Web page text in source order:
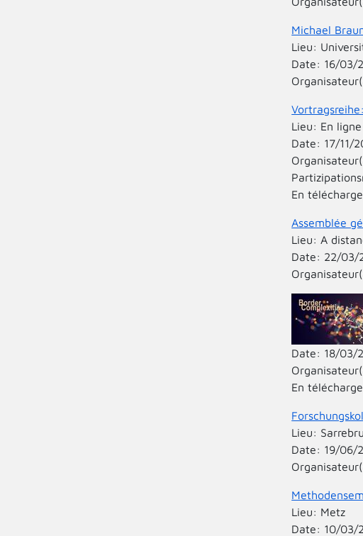
Michael
Lieu:
Date: 16/03/
Lieu: En ligne
Date: 17/11/
En
Assemblée
Lieu: A
Date: 22/03/
Date: 18/03/
En
Lieu:
Date: 19/06/
Lieu: Metz
Date: 10/03/